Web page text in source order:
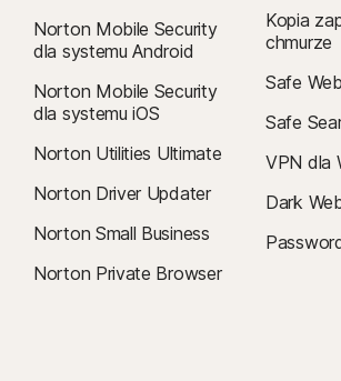
Norton Mobile Security
dla systemu Android
Norton Mobile Security
dla systemu iOS
Norton Utilities Ultimate
Norton Driver Updater
Norton Small Business
Norton Private Browser
Kopia
chmurze
Safe Web
Safe
VPN dla
Dark